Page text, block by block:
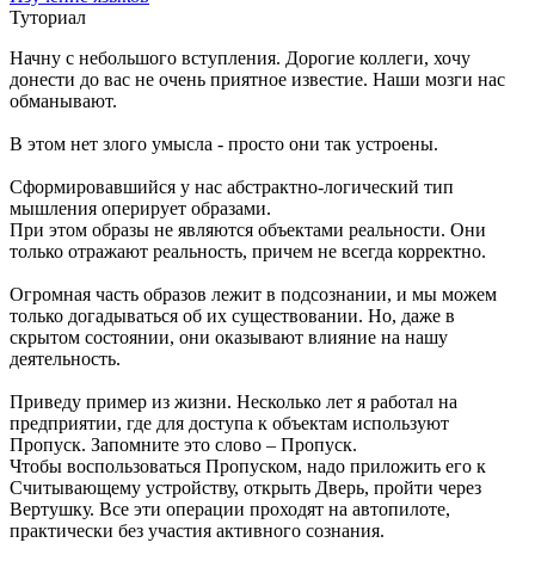
Туториал
Начну с небольшого вступления. Дорогие коллеги, хочу
донести до вас не очень приятное известие. Наши мозги нас
обманывают.
В этом нет злого умысла - просто они так устроены.
Сформировавшийся у нас абстрактно-логический тип
мышления оперирует образами.
При этом образы не являются объектами реальности. Они
только отражают реальность, причем не всегда корректно.
Огромная часть образов лежит в подсознании, и мы можем
только догадываться об их существовании. Но, даже в
скрытом состоянии, они оказывают влияние на нашу
деятельность.
Приведу пример из жизни. Несколько лет я работал на
предприятии, где для доступа к объектам используют
Пропуск. Запомните это слово – Пропуск.
Чтобы воспользоваться Пропуском, надо приложить его к
Считывающему устройству, открыть Дверь, пройти через
Вертушку. Все эти операции проходят на автопилоте,
практически без участия активного сознания.